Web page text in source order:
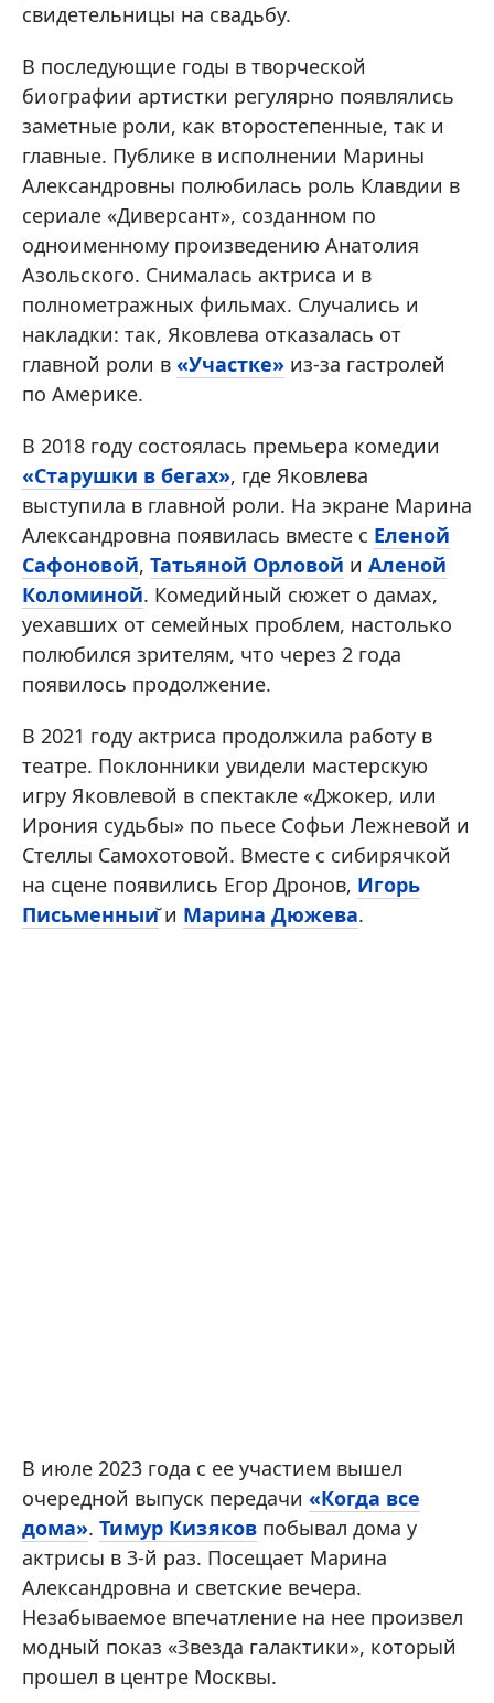
свидетельницы на свадьбу.
В последующие годы в творческой
биографии артистки регулярно появлялись
заметные роли, как второстепенные, так и
главные. Публике в исполнении Марины
Александровны полюбилась роль Клавдии в
сериале «Диверсант», созданном по
одноименному произведению Анатолия
Азольского. Снималась актриса и в
полнометражных фильмах. Случались и
накладки: так, Яковлева отказалась от
главной роли в «Участке» из-за гастролей
по Америке.
В 2018 году состоялась премьера комедии
«Старушки в бегах», где Яковлева
выступила в главной роли. На экране Марина
Александровна появилась вместе с Еленой
Сафоновой, Татьяной Орловой и Аленой
Коломиной. Комедийный сюжет о дамах,
уехавших от семейных проблем, настолько
полюбился зрителям, что через 2 года
появилось продолжение.
В 2021 году актриса продолжила работу в
театре. Поклонники увидели мастерскую
игру Яковлевой в спектакле «Джокер, или
Ирония судьбы» по пьесе Софьи Лежневой и
Стеллы Самохотовой. Вместе с сибирячкой
на сцене появились Егор Дронов, Игорь
Письменный и Марина Дюжева.
В июле 2023 года с ее участием вышел
очередной выпуск передачи «Когда все
дома». Тимур Кизяков побывал дома у
актрисы в 3-й раз. Посещает Марина
Александровна и светские вечера.
Незабываемое впечатление на нее произвел
модный показ «Звезда галактики», который
прошел в центре Москвы.